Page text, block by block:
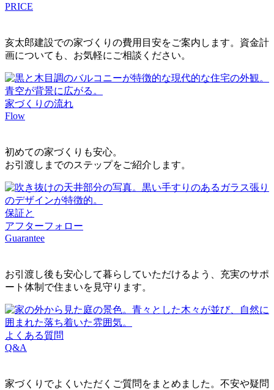
PRICE
亥太郎建設での家づくりの費用目安をご案内します。資金計
画についても、お気軽にご相談ください。
家づくりの流れ
Flow
初めての家づくりも安心。
お引渡しまでのステップをご紹介します。
保証と
アフターフォロー
Guarantee
お引渡し後も安心して暮らしていただけるよう、充実のサポ
ート体制で住まいを見守ります。
よくある質問
Q&A
家づくりでよくいただくご質問をまとめました。不安や疑問